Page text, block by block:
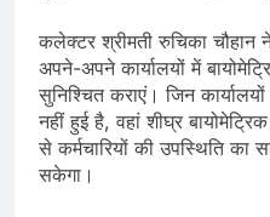
कलेक्टर श्रीमती रुचिका चौहान
अपने-अपने कार्यालयों में
सुनिश्चित कराएं। जिन
नहीं हुई है, वहां शीघ्र
से कर्मचारियों की उपस्थिति का
सकेगा।